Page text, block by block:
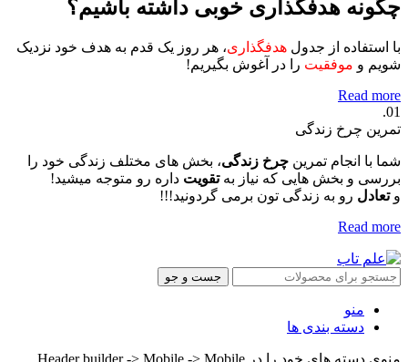
چگونه هدفگذاری خوبی داشته باشیم؟
با استفاده از جدول هدفگذاری، هر روز یک قدم به هدف خود نزدیک
شویم و موفقیت را در آغوش بگیریم!
Read more
01.
تمرین چرخ زندگی
شما با انجام تمرین چرخ زندگی، بخش های مختلف زندگی خود را
بررسی و بخش هایی که نیاز بهتقویت داره رو متوجه میشید!
وتعادل رو به زندگی تون برمی گردونید!!!
Read more
جست و جو
منو
دسته بندی ها